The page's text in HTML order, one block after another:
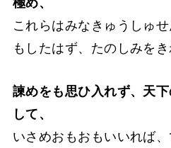
これらはみなきゅうしゅ
もしたはず、たのしみを
諫めをも思ひ入れず、天
して、
いさめおもおもいいれば